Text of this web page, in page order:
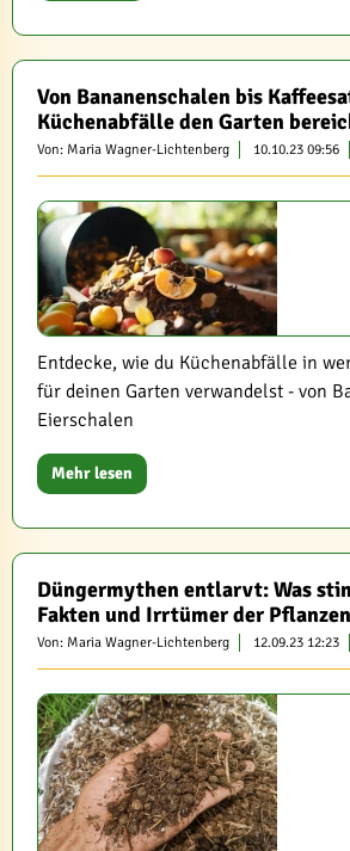
Von Bananenschalen bis
Küchenabfälle den Garten
Von: Maria Wagner-Lichtenberg 10.10.23 09:56
Entdecke, wie du Küchenabfälle in
für deinen Garten verwandelst - von
Eierschalen
Mehr lesen
Düngermythen entlarvt: Was
Fakten und Irrtümer der
Von: Maria Wagner-Lichtenberg 12.09.23 12:23